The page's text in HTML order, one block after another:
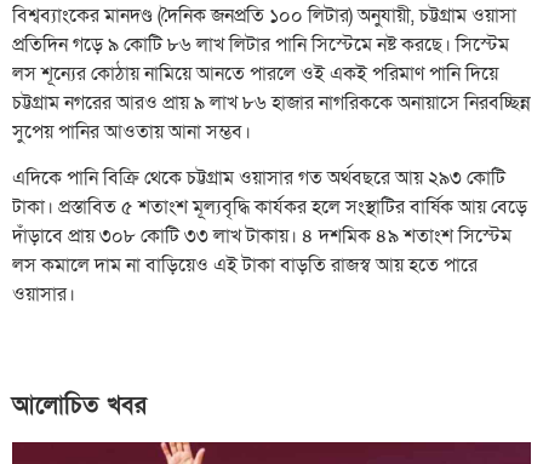
বিশ্বব্যাংকের মানদণ্ড (দৈনিক জনপ্রতি ১০০ লিটার) অনুযায়ী, চট্টগ্রাম ওয়াসা
প্রতিদিন গড়ে ৯ কোটি ৮৬ লাখ লিটার পানি সিস্টেমে নষ্ট করছে। সিস্টেম
লস শূন্যের কোঠায় নামিয়ে আনতে পারলে ওই একই পরিমাণ পানি দিয়ে
চট্টগ্রাম নগরের আরও প্রায় ৯ লাখ ৮৬ হাজার নাগরিককে অনায়াসে নিরবচ্ছিন্ন
সুপেয় পানির আওতায় আনা সম্ভব।
এদিকে পানি বিক্রি থেকে চট্টগ্রাম ওয়াসার গত অর্থবছরে আয় ২৯৩ কোটি
টাকা। প্রস্তাবিত ৫ শতাংশ মূল্যবৃদ্ধি কার্যকর হলে সংস্থাটির বার্ষিক আয় বেড়ে
দাঁড়াবে প্রায় ৩০৮ কোটি ৩৩ লাখ টাকায়। ৪ দশমিক ৪৯ শতাংশ সিস্টেম
লস কমালে দাম না বাড়িয়েও এই টাকা বাড়তি রাজস্ব আয় হতে পারে
ওয়াসার।
আলোচিত খবর